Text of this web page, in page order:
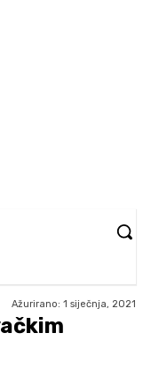
Ažurirano: 1 siječnja, 2021